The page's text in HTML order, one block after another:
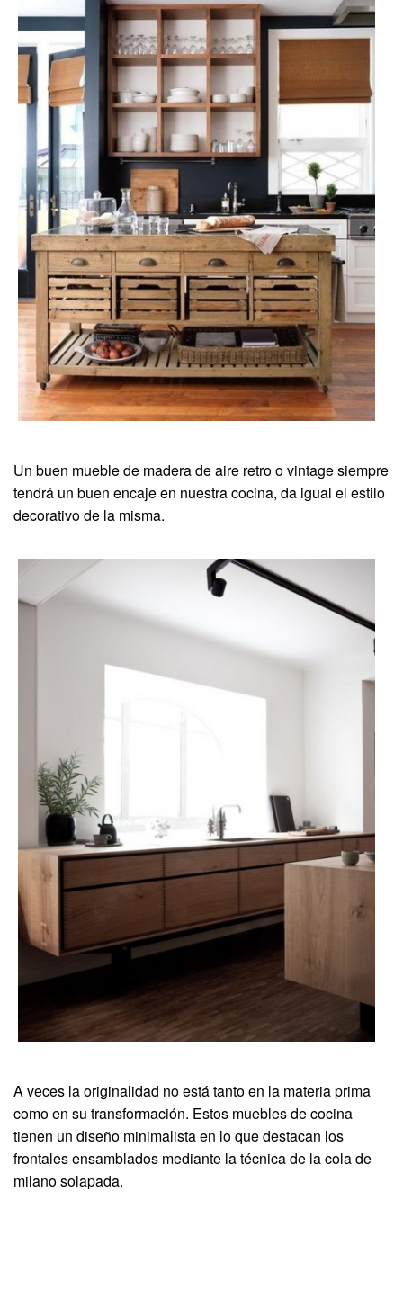
Un buen mueble de madera de aire retro o vintage siempre
tendrá un buen encaje en nuestra cocina, da igual el estilo
decorativo de la misma.
A veces la originalidad no está tanto en la materia prima
como en su transformación. Estos muebles de cocina
tienen un diseño minimalista en lo que destacan los
frontales ensamblados mediante la técnica de la cola de
milano solapada.